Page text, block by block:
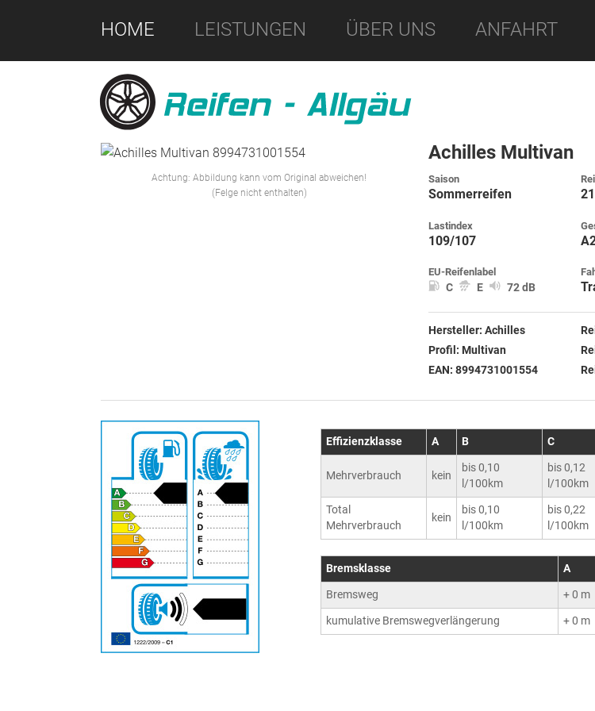
HOME LEISTUNGEN ÜBER UNS ANFAHRT
Achtung: Abbildung kann vom Original abweichen!
(Felge nicht enthalten)
Achilles Multivan
Saison
Sommerreifen
Lastindex
109/107
EU-Reifenlabel
C E 72 dB
Hersteller:Achilles
Profil: Multivan
EAN:8994731001554
Effizienzklasse A B C
Mehrverbrauch kein
bis 0,10
l/100km
bis 0,12
l/100km
Total
Mehrverbrauch
kein
bis 0,10
l/100km
bis 0,22
l/100km
Bremsklasse A
Bremsweg
+ 0 m
kumulative Bremswegverlängerung
+ 0 m